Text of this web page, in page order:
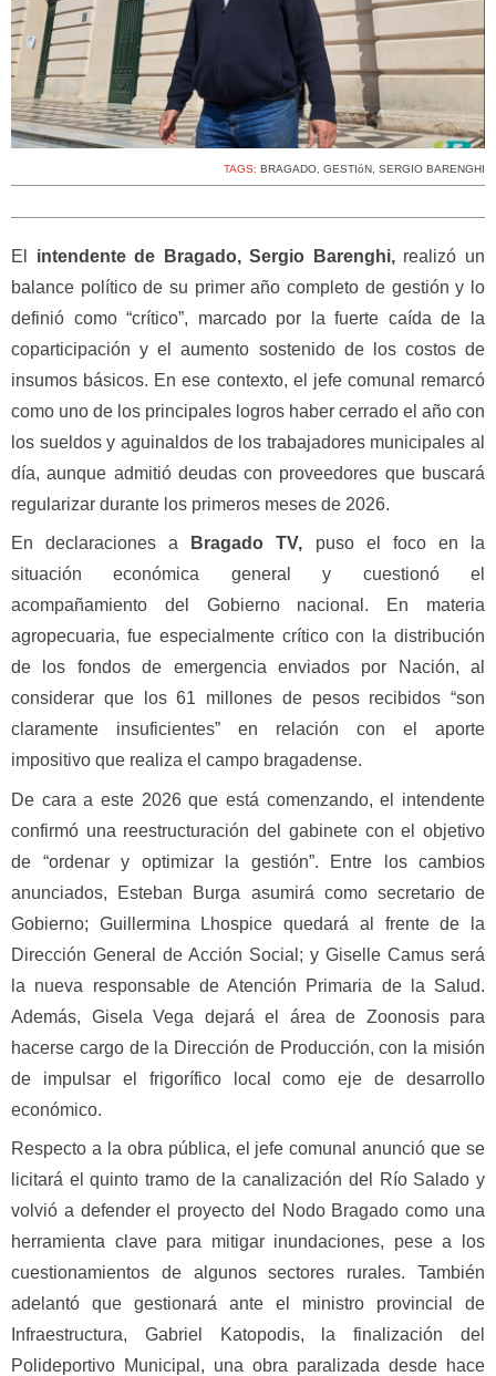
TAGS: BRAGADO, GESTIóN, SERGIO BARENGHI
El intendente de Bragado, Sergio Barenghi,realizó un
balance político de su primer año completo de gestión y lo
definió como “crítico”, marcado por la fuerte caída de la
coparticipación y el aumento sostenido de los costos de
insumos básicos. En ese contexto, el jefe comunal remarcó
como uno de los principales logros haber cerrado el año con
los sueldos y aguinaldos de los trabajadores municipales al
día, aunque admitió deudas con proveedores que buscará
regularizar durante los primeros meses de 2026.
En declaraciones a Bragado TV, puso el foco en la
situación económica general y cuestionó el
acompañamiento del Gobierno nacional. En materia
agropecuaria, fue especialmente crítico con la distribución
de los fondos de emergencia enviados por Nación, al
considerar que los 61 millones de pesos recibidos “son
claramente insuficientes” en relación con el aporte
impositivo que realiza el campo bragadense.
De cara a este 2026 que está comenzando, el intendente
confirmó una reestructuración del gabinete con el objetivo
de “ordenar y optimizar la gestión”. Entre los cambios
anunciados, Esteban Burga asumirá como secretario de
Gobierno; Guillermina Lhospice quedará al frente de la
Dirección General de Acción Social; y Giselle Camus será
la nueva responsable de Atención Primaria de la Salud.
Además, Gisela Vega dejará el área de Zoonosis para
hacerse cargo de la Dirección de Producción, con la misión
de impulsar el frigorífico local como eje de desarrollo
económico.
Respecto a la obra pública, el jefe comunal anunció que se
licitará el quinto tramo de la canalización del Río Salado y
volvió a defender el proyecto del Nodo Bragado como una
herramienta clave para mitigar inundaciones, pese a los
cuestionamientos de algunos sectores rurales. También
adelantó que gestionará ante el ministro provincial de
Infraestructura, Gabriel Katopodis, la finalización del
Polideportivo Municipal, una obra paralizada desde hace